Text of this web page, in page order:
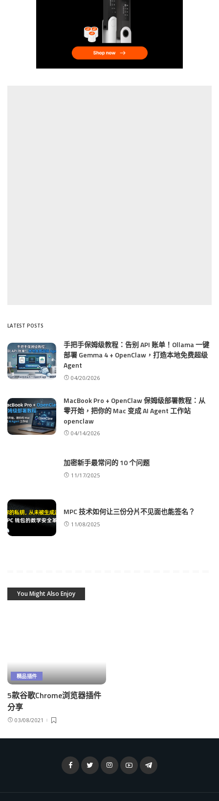
LATEST POSTS
手把手保姆级教程：告别 API 账单！Ollama 一键
部署 Gemma 4 + OpenClaw，打造本地免费超级
Agent
04/20/2026
MacBook Pro + OpenClaw 保姆级部署教程：从
零开始，把你的 Mac 变成 AI Agent 工作站
openclaw
04/14/2026
加密新手最常问的 10 个问题
11/17/2025
MPC 技术如何让三份分片不见面也能签名？
11/08/2025
You Might Also Enjoy
精品插件
5款谷歌Chrome浏览器插件
分享
03/08/2021